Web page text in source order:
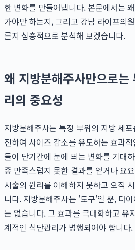
한 변화를 만들어냅니다. 본문에서는
가야만 하는지, 그리고 강남 라이프의
른지 심층적으로 분석해 보겠습니다.
왜 지방분해주사만으로
리의 중요성
지방분해주사는 특정 부위의 지방 세
진하여 사이즈 감소를 유도하는 효과
들이 단기간에 눈에 띄는 변화를 기대
종 만족스럽지 못한 결과를 얻거나 요
시술의 원리를 이해하지 못하고 오직
니다. 지방분해주사는 '도구'일 뿐, 다
는 없습니다. 그 효과를 극대화하고 유
계적인 식단관리가 병행되어야 합니다.